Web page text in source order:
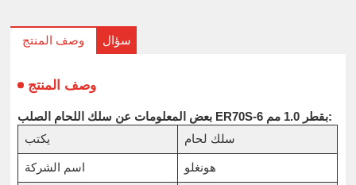
وصف المنتج سؤال
وصف المنتج
بعض المعلومات عن سلك اللحام الصلب ER70S-6 بقطر 1.0 مم:
يكتب
سلك لحام
اسم الشركة
هونغلو